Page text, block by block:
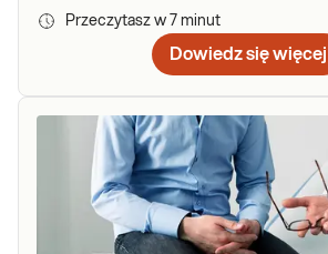
Przeczytasz w 7 minut
Dowiedz się więcej